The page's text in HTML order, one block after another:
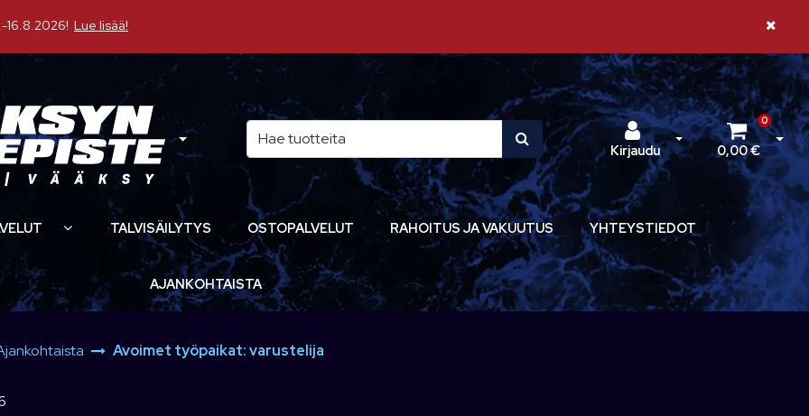
16.8.2026! Lue lisää! Sulje
Kirjaudu
Avaa kirjautuminen
0
0,00 €
TALVISÄILYTYS OSTOPALVELUT RAHOITUS JA VAKUUTUS YHTEYSTIEDOT
AJANKOHTAISTA
Avoimet työpaikat: varustelija